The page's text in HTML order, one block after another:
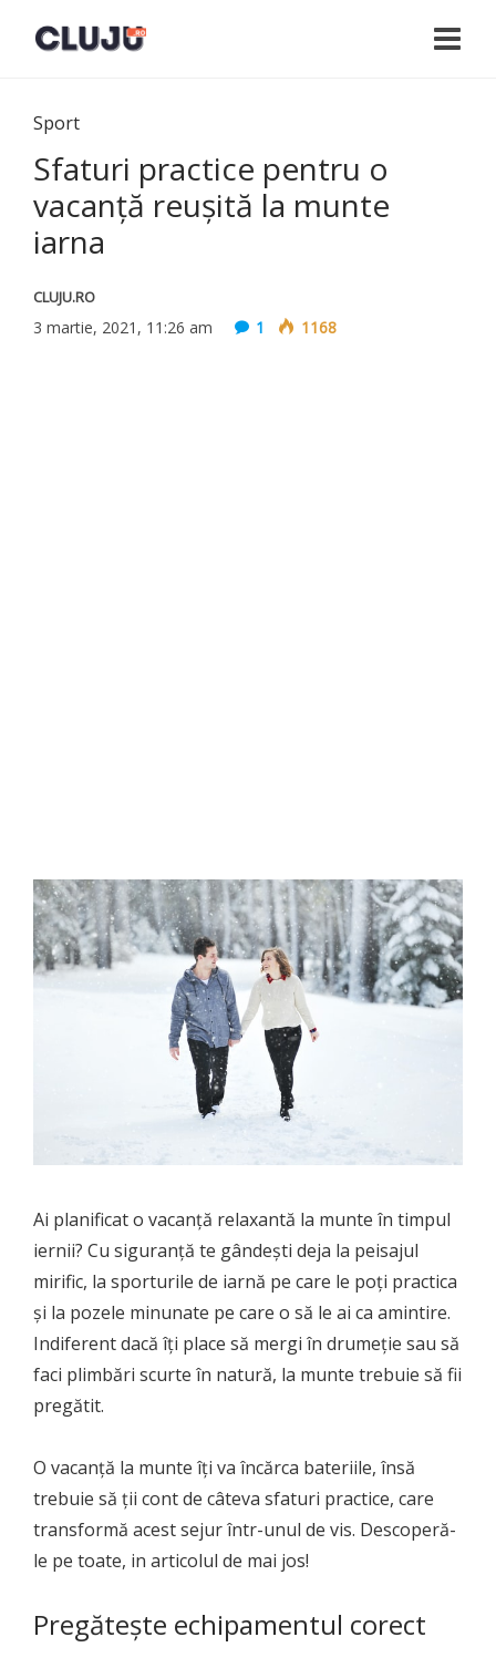
Sport
Sfaturi practice pentru o
vacanță reușită la munte
iarna
CLUJU.RO
3 martie, 2021, 11:26 am 1 1168
Ai planificat o vacanță relaxantă la munte în timpul
iernii? Cu siguranță te gândești deja la peisajul
mirific, la sporturile de iarnă pe care le poți practica
și la pozele minunate pe care o să le ai ca amintire.
Indiferent dacă îți place să mergi în drumeție sau să
faci plimbări scurte în natură, la munte trebuie să fii
pregătit.
O vacanță la munte îți va încărca bateriile, însă
trebuie să ții cont de câteva sfaturi practice, care
transformă acest sejur într-unul de vis. Descoperă-
le pe toate, in articolul de mai jos!
Pregătește echipamentul corect